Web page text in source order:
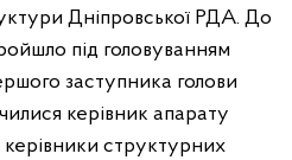
Дніпровської РДА. До
під головуванням
заступника голови
керівник апарату
структурних